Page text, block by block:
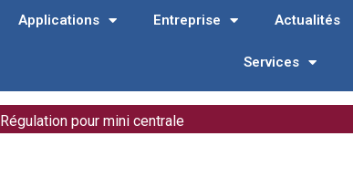
Applications Entreprise Actualités
Services
Régulation pour mini centrale